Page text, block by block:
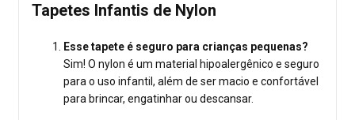
Tapetes Infantis de Nylon
Esse tapete é seguro para crianças pequenas?
Sim! O nylon é um material hipoalergênico e seguro
para o uso infantil, além de ser macio e confortável
para brincar, engatinhar ou descansar.